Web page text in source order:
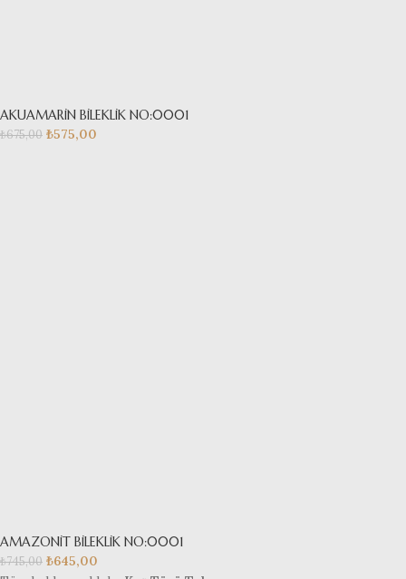
AKUAMARİN BİLEKLİK NO:0001
₺675,00 ₺575,00
AMAZONİT BİLEKLİK NO:0001
₺745,00 ₺645,00